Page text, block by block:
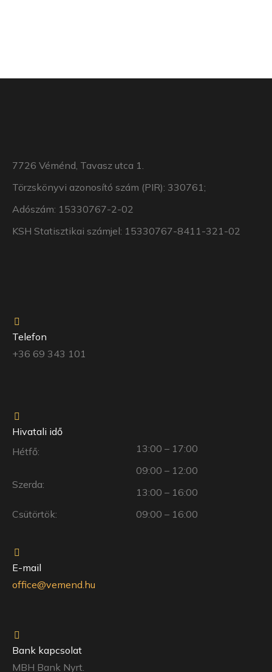
7726 Véménd, Tavasz utca 1.
Törzskönyvi azonosító szám (PIR): 330761;
Adószám: 15330767-2-02
KSH Statisztikai számjel: 15330767-8411-321-02
Telefon
+36 69 343 101
Hivatali idő
Hétfő:
13:00 – 17:00
Szerda:
09:00 – 12:00
13:00 – 16:00
Csütörtök:
09:00 – 16:00
E-mail
office@vemend.hu
Bank kapcsolat
MBH Bank Nyrt.